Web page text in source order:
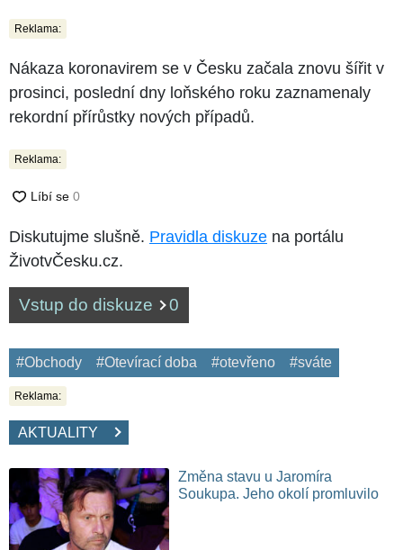
Reklama:
Nákaza koronavirem se v Česku začala znovu šířit v
prosinci, poslední dny loňského roku zaznamenaly
rekordní přírůstky nových případů.
Reklama:
Diskutujme slušně. Pravidla diskuze na portálu
ŽivotvČesku.cz.
Vstup do diskuze 0
#Obchody #Otevírací doba #otevřeno #sváte
Reklama:
AKTUALITY
Změna stavu u Jaromíra
Soukupa. Jeho okolí promluvilo